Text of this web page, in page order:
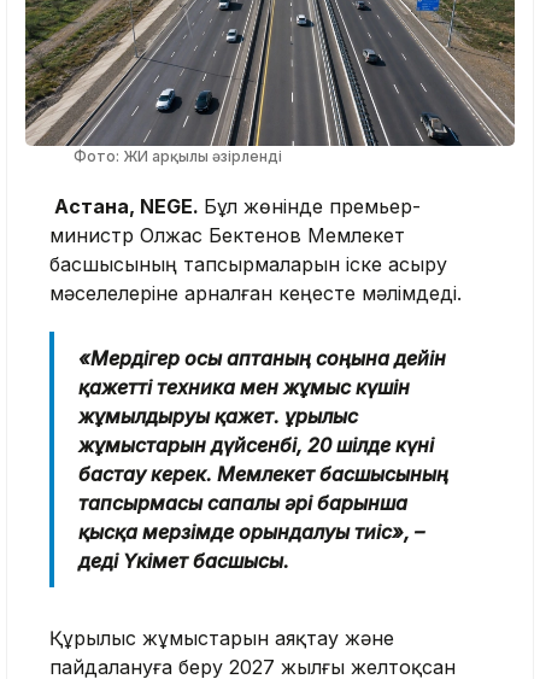
Фото: ЖИ арқылы әзірленді
Астана, NEGE. Бұл жөнінде премьер-
министр Олжас Бектенов Мемлекет
басшысының тапсырмаларын іске асыру
мәселелеріне арналған кеңесте мәлімдеді.
«Мердігер осы аптаның соңына дейін
қажетті техника мен жұмыс күшін
жұмылдыруы қажет. Құрылыс
жұмыстарын дүйсенбі, 20 шілде күні
бастау керек. Мемлекет басшысының
тапсырмасы сапалы әрі барынша
қысқа мерзімде орындалуы тиіс», –
деді Үкімет басшысы.
Құрылыс жұмыстарын аяқтау және
пайдалануға беру 2027 жылғы желтоқсан